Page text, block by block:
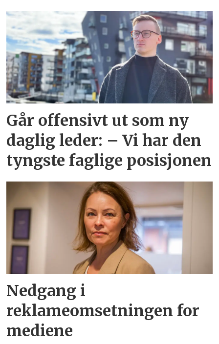
Går offensivt ut som ny
daglig leder: – Vi har den
tyngste faglige posisjonen
Nedgang i
reklameomsetningen for
mediene